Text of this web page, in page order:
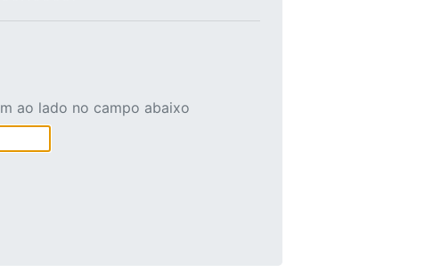
ao lado no campo abaixo